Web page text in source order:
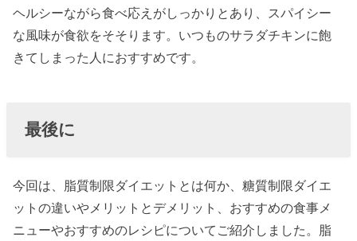
ヘルシーながら食べ応えがしっかりとあり、スパイシー
な風味が食欲をそそります。いつものサラダチキンに飽
きてしまった人におすすめです。
最後に
今回は、脂質制限ダイエットとは何か、糖質制限ダイエ
ットの違いやメリットとデメリット、おすすめの食事メ
ニューやおすすめのレシピについてご紹介しました。脂